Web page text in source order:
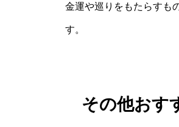
金運や巡りをもたらすも
す。
その他おす